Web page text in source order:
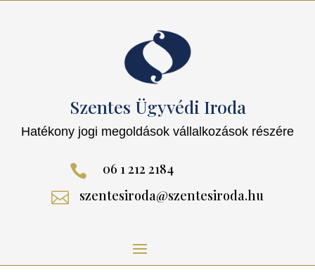
Szentes Ügyvédi Iroda
Hatékony jogi megoldások vállalkozások részére
 06 1 212 2184
 szentesiroda@szentesiroda.hu